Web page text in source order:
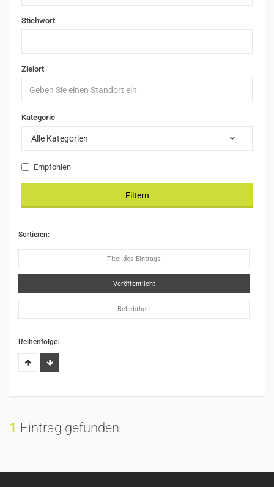
Stichwort
Zielort
Kategorie
Alle Kategorien
Empfohlen
Filtern
Sortieren:
Titel des Eintrags
Veröffentlicht
Beliebtheit
Reihenfolge:
1 Eintrag gefunden